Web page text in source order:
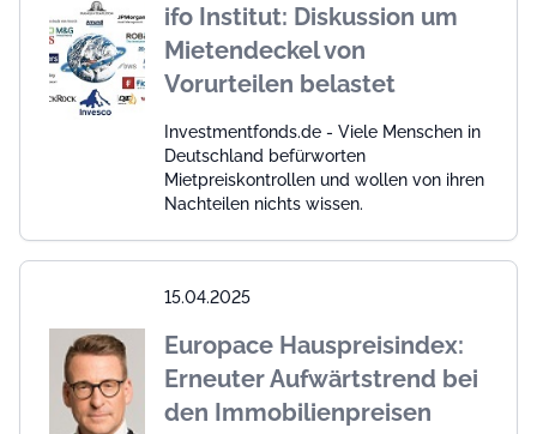
ifo Institut: Diskussion um
Mietendeckel von
Vorurteilen belastet
Investmentfonds.de - Viele Menschen in
Deutschland befürworten
Mietpreiskontrollen und wollen von ihren
Nachteilen nichts wissen.
15.04.2025
Europace Hauspreisindex:
Erneuter Aufwärtstrend bei
den Immobilienpreisen